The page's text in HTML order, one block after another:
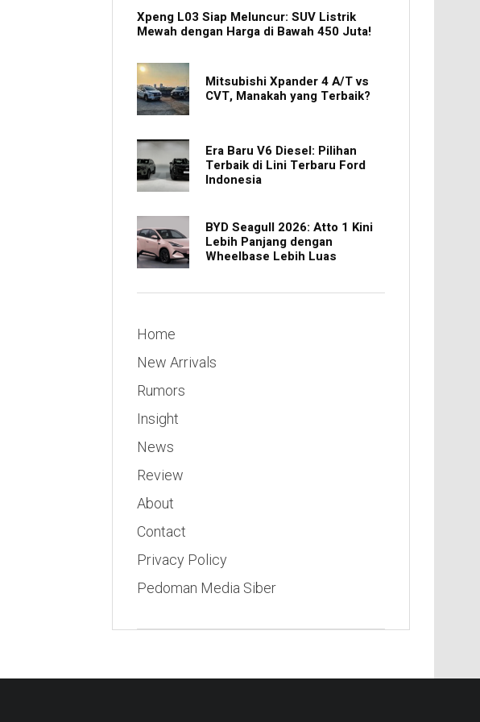
Xpeng L03 Siap Meluncur: SUV Listrik
Mewah dengan Harga di Bawah 450 Juta!
Mitsubishi Xpander 4 A/T vs
CVT, Manakah yang Terbaik?
Era Baru V6 Diesel: Pilihan
Terbaik di Lini Terbaru Ford
Indonesia
BYD Seagull 2026: Atto 1 Kini
Lebih Panjang dengan
Wheelbase Lebih Luas
Home
New Arrivals
Rumors
Insight
News
Review
About
Contact
Privacy Policy
Pedoman Media Siber